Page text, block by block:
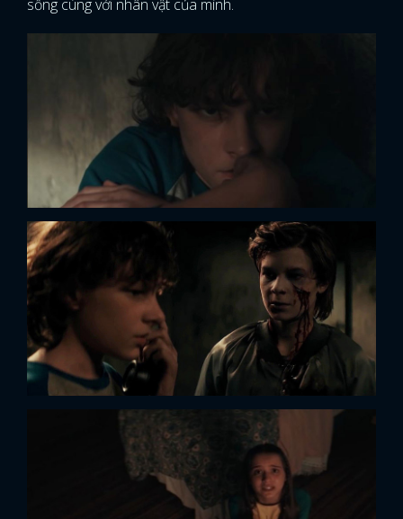
sống cùng với nhân vật của mình.